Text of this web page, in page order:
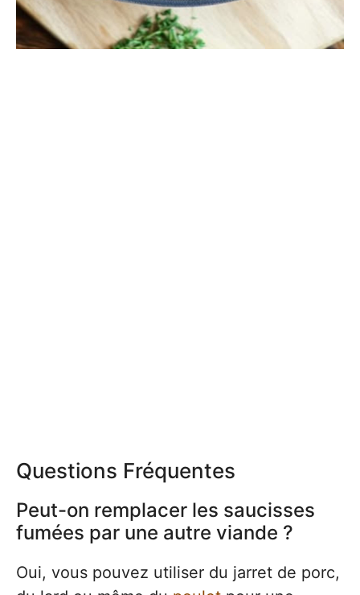
Questions Fréquentes
Peut-on remplacer les saucisses
fumées par une autre viande ?
Oui, vous pouvez utiliser du jarret de porc,